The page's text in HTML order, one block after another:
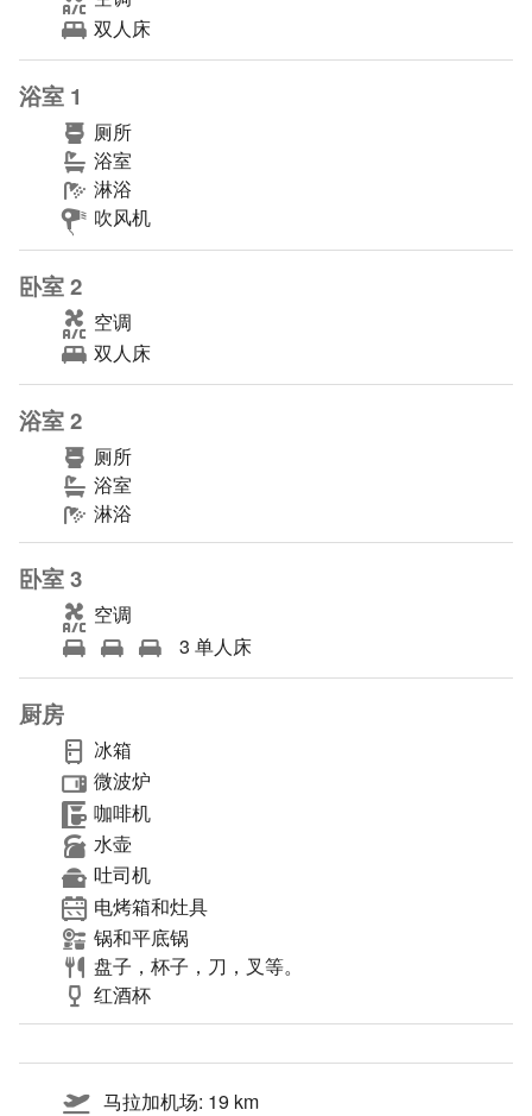
双人床
浴室 1
厕所
浴室
淋浴
吹风机
卧室 2
空调
双人床
浴室 2
厕所
浴室
淋浴
卧室 3
空调
3 单人床
厨房
冰箱
微波炉
咖啡机
水壶
吐司机
电烤箱和灶具
锅和平底锅
盘子，杯子，刀，叉等。
红酒杯
马拉加机场: 19 km